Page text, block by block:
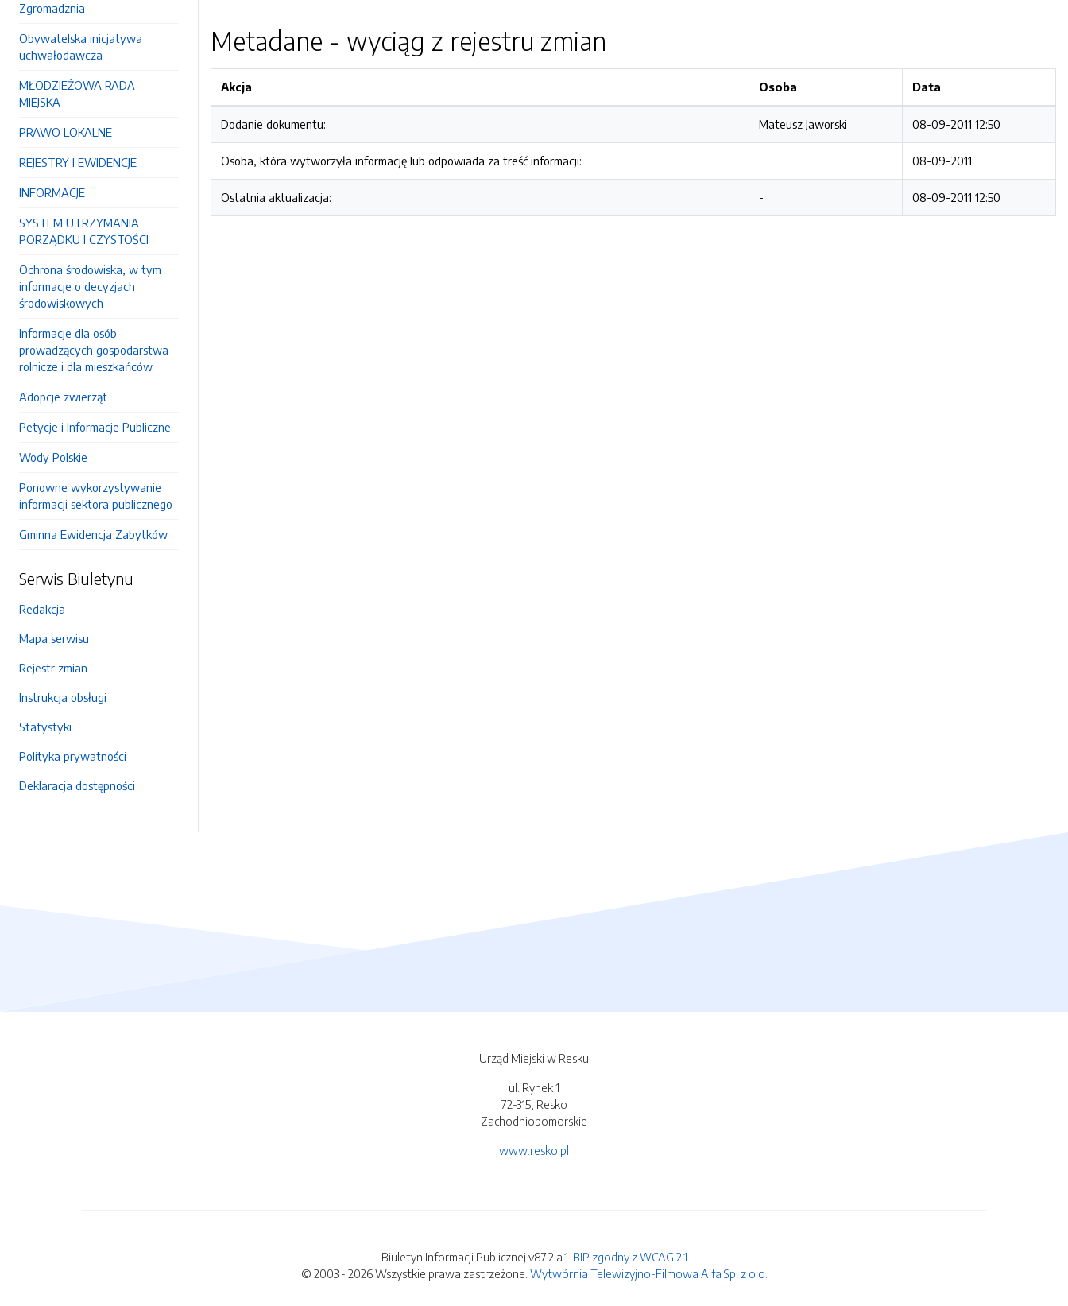
Zgromadznia
Obywatelska inicjatywa
uchwałodawcza
MŁODZIEŻOWA RADA
MIEJSKA
PRAWO LOKALNE
REJESTRY I EWIDENCJE
INFORMACJE
SYSTEM UTRZYMANIA
PORZĄDKU I CZYSTOŚCI
Ochrona środowiska, w tym
informacje o decyzjach
środowiskowych
Informacje dla osób
prowadzących gospodarstwa
rolnicze i dla mieszkańców
Adopcje zwierząt
Petycje i Informacje Publiczne
Wody Polskie
Ponowne wykorzystywanie
informacji sektora publicznego
Gminna Ewidencja Zabytków
Serwis Biuletynu
Redakcja
Mapa serwisu
Rejestr zmian
Instrukcja obsługi
Statystyki
Polityka prywatności
Deklaracja dostępności
Metadane - wyciąg z rejestru zmian
Akcja Osoba Data
Dodanie dokumentu: Mateusz Jaworski 08-09-2011 12:50
Osoba, która wytworzyła informację lub odpowiada za treść informacji: 08-09-2011
Ostatnia aktualizacja: - 08-09-2011 12:50
Urząd Miejski w Resku
ul. Rynek 1
72-315, Resko
Zachodniopomorskie
www.resko.pl
Biuletyn Informacji Publicznej v87.2.a.1. BIP zgodny z WCAG 2.1
© 2003 - 2026 Wszystkie prawa zastrzeżone. Wytwórnia Telewizyjno-Filmowa Alfa Sp. z o.o.